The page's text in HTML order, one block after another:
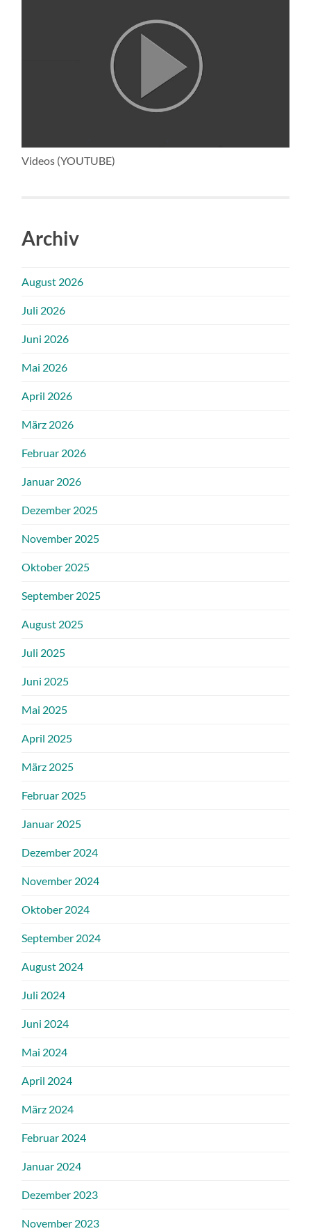
Videos (YOUTUBE)
Archiv
August 2026
Juli 2026
Juni 2026
Mai 2026
April 2026
März 2026
Februar 2026
Januar 2026
Dezember 2025
November 2025
Oktober 2025
September 2025
August 2025
Juli 2025
Juni 2025
Mai 2025
April 2025
März 2025
Februar 2025
Januar 2025
Dezember 2024
November 2024
Oktober 2024
September 2024
August 2024
Juli 2024
Juni 2024
Mai 2024
April 2024
März 2024
Februar 2024
Januar 2024
Dezember 2023
November 2023